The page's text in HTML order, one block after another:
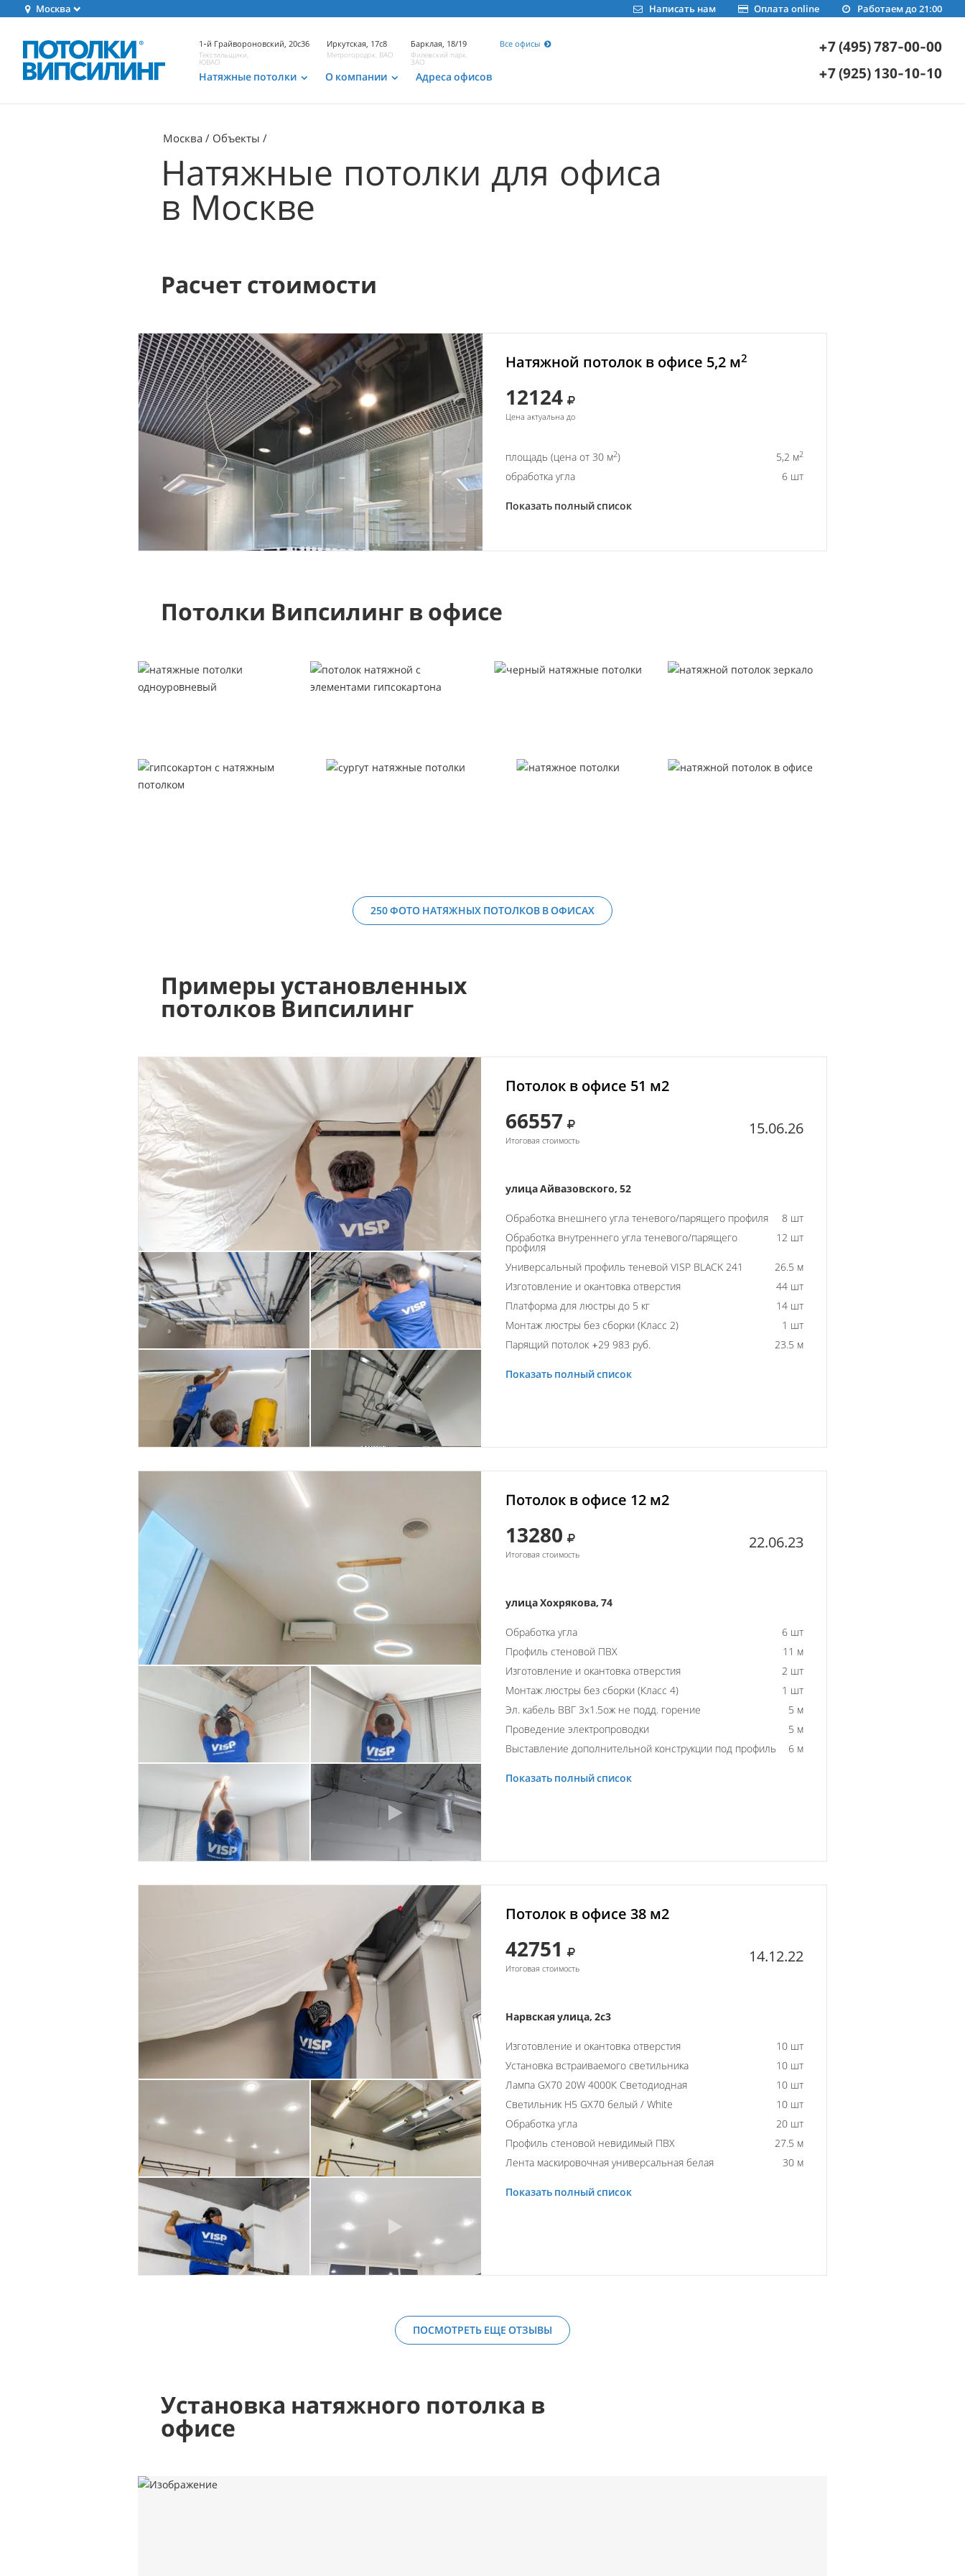
Москва Работаем до 21:00
Оплата online
Написать нам
1-й Грайвороновский, 20с36
Текстильщики,
ЮВАО
Иркутская, 17с8
Метрогородок, ВАО
Барклая, 18/19
Филевский парк,
ЗАО
Все офисы
Натяжные потолки О компании Адреса офисов
+7 (495) 787-00-00
+7 (925) 130-10-10
Москва Объекты
Натяжные потолки для офиса
в Москве
Расчет стоимости
Натяжной потолок в офисе 5,2 м2
12124
Цена актуальна до
площадь (цена от 30 м2) 5,2 м2
обработка угла 6 шт
Показать полный список
Потолки Випсилинг в офисе
250 ФОТО НАТЯЖНЫХ ПОТОЛКОВ В ОФИСАХ
Примеры установленных
потолков Випсилинг
Потолок в офисе 51 м2
66557
Итоговая стоимость
15.06.26
улица Айвазовского, 52
Обработка внешнего угла теневого/парящего профиля
8 шт
Обработка внутреннего угла теневого/парящего
профиля
12 шт
Универсальный профиль теневой VISP BLACK 241
26.5 м
Изготовление и окантовка отверстия
44 шт
Платформа для люстры до 5 кг
14 шт
Монтаж люстры без сборки (Класс 2)
1 шт
Парящий потолок +29 983 руб.
23.5 м
Показать полный список
Потолок в офисе 12 м2
13280
Итоговая стоимость
22.06.23
улица Хохрякова, 74
Обработка угла
6 шт
Профиль стеновой ПВХ
11 м
Изготовление и окантовка отверстия
2 шт
Монтаж люстры без сборки (Класс 4)
1 шт
Эл. кабель ВВГ 3х1.5ож не подд. горение
5 м
Проведение электропроводки
5 м
Выставление дополнительной конструкции под профиль
6 м
Показать полный список
Потолок в офисе 38 м2
42751
Итоговая стоимость
14.12.22
Нарвская улица, 2с3
Изготовление и окантовка отверстия
10 шт
Установка встраиваемого светильника
10 шт
Лампа GX70 20W 4000К Светодиодная
10 шт
Светильник H5 GX70 белый / White
10 шт
Обработка угла
20 шт
Профиль стеновой невидимый ПВХ
27.5 м
Лента маскировочная универсальная белая
30 м
Показать полный список
ПОСМОТРЕТЬ ЕЩЕ ОТЗЫВЫ
Установка натяжного потолка в
офисе